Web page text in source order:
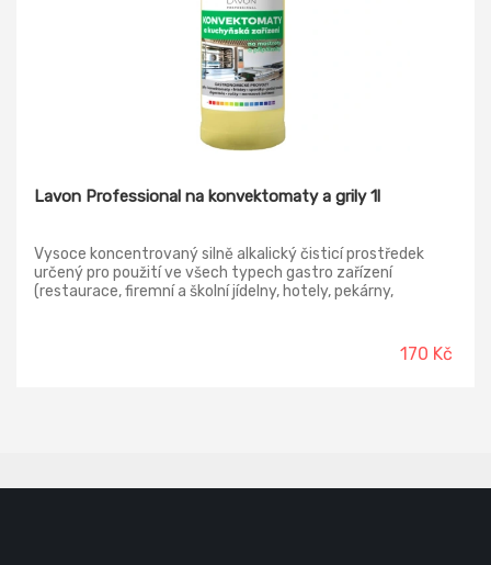
Lavon Professional na konvektomaty a grily 1l
Vysoce koncentrovaný silně alkalický čisticí prostředek
určený pro použití ve všech typech gastro zařízení
(restaurace, firemní a školní jídelny, hotely, pekárny,
po pečených, grilovaných a smažených pokrmech z grilů,
konvektomatů, fritéz, sporáků, pečící trub, digestoří, roštů
170 Kč